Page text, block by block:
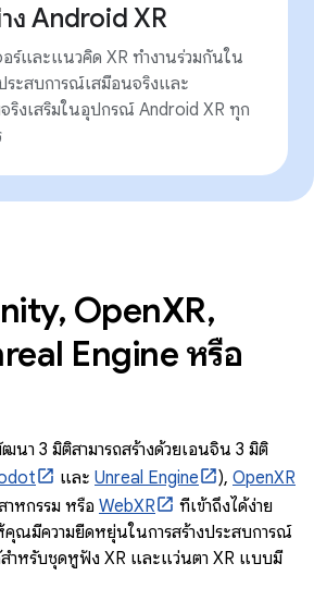
ง Android XR
อร์และแนวคิด XR ทำงานร่วมกันใน
ะสบการณ์เสมือนจริงและ
ริงเสริมในอุปกรณ์ Android XR ทุก
OpenXR,
Engine หรือ
า 3 มิติสามารถสร้างด้วยเอนจิน 3 มิติ
และ Unreal Engine ), OpenXR
าหกรรม หรือ WebXR
ที่เข้าถึงได้ง่าย
คุณมีความยืดหยุ่นในการสร้างประสบการณ์
ำหรับชุดหูฟัง XR และแว่นตา XR แบบมี